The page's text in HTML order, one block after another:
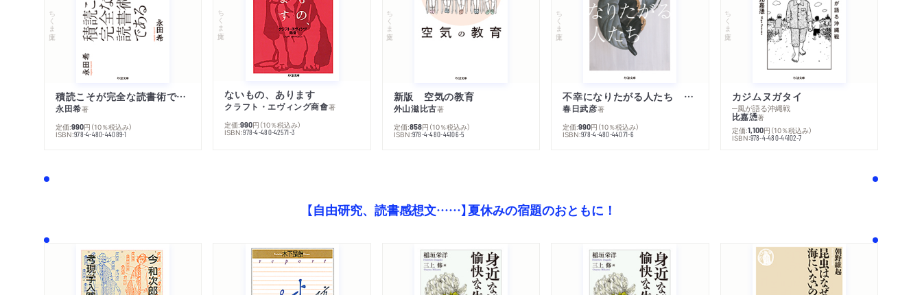
ちくま文庫
積読こそが完全な読書術である
永田希著
定価:990円 （10％税込み）
ISBN:978-4-480-44089-1
ちくま文庫
ないもの、あります
クラフト・エヴィング商會著
定価:990円 （10％税込み）
ISBN:978-4-480-42571-3
ちくま文庫
新版 空気の教育
外山滋比古著
定価:858円 （10％税込み）
ISBN:978-4-480-44106-5
ちくま文庫
不幸になりたがる人たち 増補新版
春日武彦著
定価:990円 （10％税込み）
ISBN:978-4-480-44071-6
ちくま文庫
カジムヌガタイ
─風が語る沖縄戦
比嘉慂著
定価:1,100円 （10％税込み）
ISBN:978-4-480-44102-7
【自由研究、読書感想文……】夏休みの宿題のおともに！